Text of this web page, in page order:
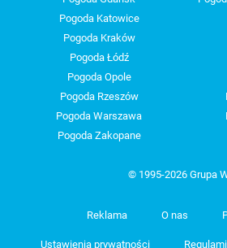
Pogoda Katowice
Pogoda Kraków
Pogoda Łódź
Pogoda Opole
Pogoda Rzeszów
Pogoda Warszawa
Pogoda Zakopane
© 1995-2026 Grupa
Reklama O nas
Ustawienia prywatności